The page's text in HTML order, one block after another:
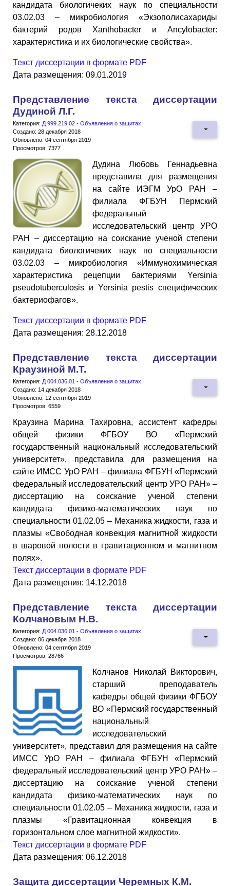
кандидата биологичеких наук по специальности
03.02.03 – микробиология «Экзополисахариды
бактерий родов Xanthobacter и Ancylobacter:
характеристика и их биологические свойства».
Текст диссертации в формате PDF
Дата размещения: 09.01.2019
Представление текста диссертации
Дудиной Л.Г.
Категория: Д 999.219.02 - Объявления о защитах
Создано: 28 декабря 2018
Обновлено: 04 сентября 2019
Просмотров: 7377
Дудина Любовь Геннадьевна
представила для размещения
на сайте ИЭГМ УрО РАН –
филиала ФГБУН Пермский
федеральный
исследовательский центр УРО
РАН – диссертацию на соискание ученой степени
кандидата биологичеких наук по специальности
03.02.03 – микробиология «Иммунохимическая
характеристика рецепции бактериями Yersinia
pseudotuberculosis и Yersinia pestis специфических
бактериофагов».
Текст диссертации в формате PDF
Дата размещения: 28.12.2018
Представление текста диссертации
Краузиной М.Т.
Категория: Д 004.036.01 - Объявления о защитах
Создано: 14 декабря 2018
Обновлено: 12 сентября 2019
Просмотров: 6559
Краузина Марина Тахировна, ассистент кафедры
общей физики ФГБОУ ВО «Пермский
государственный национальный исследовательский
университет», представила для размещения на
сайте ИМСС УрО РАН – филиала ФГБУН «Пермский
федеральный исследовательский центр УРО РАН» –
диссертацию на соискание ученой степени
кандидата физико-математических наук по
специальности 01.02.05 – Механика жидкости, газа и
плазмы «Свободная конвекция магнитной жидкости
в шаровой полости в гравитационном и магнитном
полях».
Текст диссертации в формате PDF
Дата размещения: 14.12.2018
Представление текста диссертации
Колчановым Н.В.
Категория: Д 004.036.01 - Объявления о защитах
Создано: 06 декабря 2018
Обновлено: 04 сентября 2019
Просмотров: 28766
Колчанов Николай Викторович,
старший преподаватель
кафедры общей физики ФГБОУ
ВО «Пермский государственный
национальный
исследовательский
университет», представил для размещения на сайте
ИМСС УрО РАН – филиала ФГБУН «Пермский
федеральный исследовательский центр УРО РАН» –
диссертацию на соискание ученой степени
кандидата физико-математических наук по
специальности 01.02.05 – Механика жидкости, газа и
плазмы «Гравитационная конвекция в
горизонтальном слое магнитной жидкости».
Текст диссертации в формате PDF
Дата размещения: 06.12.2018
Защита диссертации Черемных К.М.